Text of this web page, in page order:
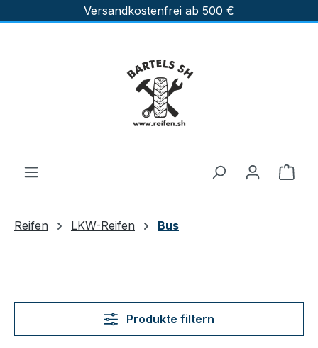
Zum Hauptinhalt springenVersandkostenfrei ab 500 €
Reifen LKW-Reifen Bus
Produkte filtern